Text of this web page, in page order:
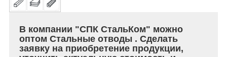
В компании "СПК СтальКом" можно
оптом Стальные отводы . Сделать
заявку на приобретение продукции,